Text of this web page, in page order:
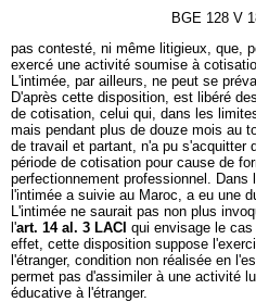
BGE 128 V
pas contesté, ni même litigieux, que,
exercé une activité soumise à
L'intimée, par ailleurs, ne peut se
D'après cette disposition, est libéré
de cotisation, celui qui, dans les
mais pendant plus de douze mois au
de travail et partant, n'a pu s'acquitter
période de cotisation pour cause de
perfectionnement professionnel.
l'intimée a suivie au Maroc, a eu une
L'intimée ne saurait pas non plus
l'art. 14 al. 3 LACI qui envisage le
effet, cette disposition suppose
l'étranger, condition non réalisée en
permet pas d'assimiler à une activité
éducative à l'étranger.